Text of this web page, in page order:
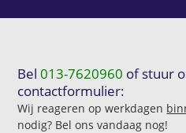
Bel013-7620960 of stuur
contactformulier:
Wij reageren op werkdagen
nodig? Bel ons vandaag nog!